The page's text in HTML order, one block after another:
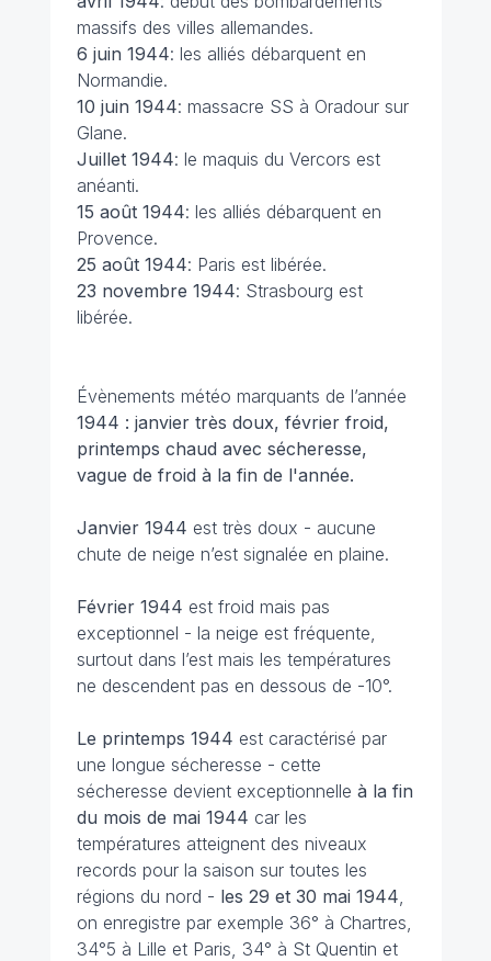
massifs des villes allemandes.
6 juin 1944: les alliés débarquent en
Normandie.
10 juin 1944: massacre SS à Oradour sur
Glane.
Juillet 1944: le maquis du Vercors est
anéanti.
15 août 1944: les alliés débarquent en
Provence.
25 août 1944: Paris est libérée.
23 novembre 1944: Strasbourg est
libérée.
Évènements météo marquants de l’année
1944 : janvier très doux, février froid,
printemps chaud avec sécheresse,
vague de froid à la fin de l'année.
Janvier 1944 est très doux - aucune
chute de neige n’est signalée en plaine.
Février 1944 est froid mais pas
exceptionnel - la neige est fréquente,
surtout dans l’est mais les températures
ne descendent pas en dessous de -10°.
Le printemps 1944 est caractérisé par
une longue sécheresse - cette
sécheresse devient exceptionnelle à la fin
du mois de mai 1944 car les
températures atteignent des niveaux
records pour la saison sur toutes les
régions du nord - les 29 et 30 mai 1944,
on enregistre par exemple 36° à Chartres,
34°5 à Lille et Paris, 34° à St Quentin et